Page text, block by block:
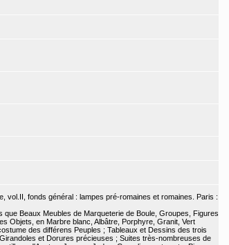
vol.II, fonds général : lampes pré-romaines et romaines. Paris :
Beaux Meubles de Marqueterie de Boule, Groupes, Figures
Objets, en Marbre blanc, Albâtre, Porphyre, Granit, Vert
des différens Peuples ; Tableaux et Dessins des trois
et Dorures précieuses ; Suites très-nombreuses de